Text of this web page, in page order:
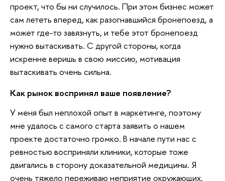
проект, что бы ни случилось. При этом бизнес может
сам лететь вперед, как разогнавшийся бронепоезд, а
может где-то завязнуть, и тебе этот бронепоезд
нужно вытаскивать. С другой стороны, когда
искренне веришь в свою миссию, мотивация
вытаскивать очень сильна.
Как рынок воспринял ваше появление?
У меня был неплохой опыт в маркетинге, поэтому
мне удалось с самого старта заявить о нашем
проекте достаточно громко. В начале пути нас с
ревностью восприняли клиники, которые тоже
двигались в сторону доказательной медицины. Я
очень тяжело переживаю неприятие окружающих.